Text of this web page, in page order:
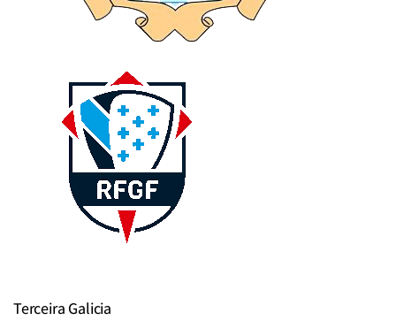
Terceira Galicia